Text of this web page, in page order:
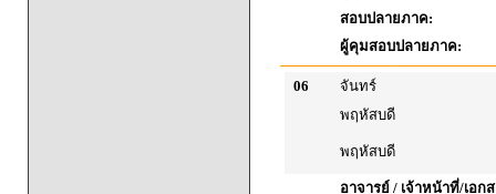
สอบปลายภาค:
ผู้คุมสอบปลายภาค:
06
จันทร์
พฤหัสบดี
พฤหัสบดี
อาจารย์ / เจ้าหน้าที่/เอก